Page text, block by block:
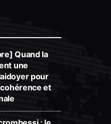
Quand la
une
pour
et